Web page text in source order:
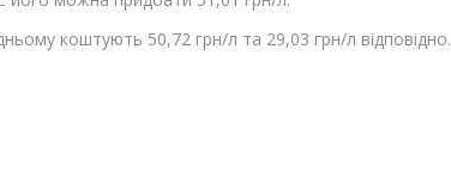
коштують 50,72 грн/л та 29,03 грн/л відповідно.